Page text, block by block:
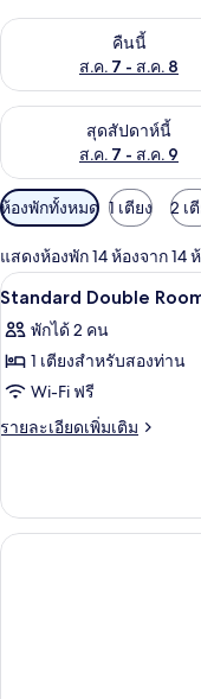
คืนนี้
ส.ค. 7 - ส.ค. 8
ตรวจสอบจำนวนห้องพัก
สุดสัปดาห์นี้
ส.ค. 7 - ส.ค. 9
ตรวจสอบจำนวนห้องพัก
ตัว
กรอง
ที่
มี
ให้
สำหรับ
ห้อง
ห้องพักทั้งหมด 1 เตียง 2 เ
แสดงห้องพัก 14 ห้องจาก 14
เปิด
ภาพถ่าย
ทั้งหมด
ของ
Standard
2
Standard Double
พักได้ 2 คน
1 เตียงสำหรับสองท่าน
Wi-Fi ฟรี
รายละเอียดเพิ่มเติม
ราย
เกี่ยว
กับ
Standard